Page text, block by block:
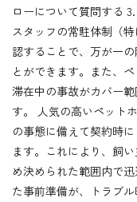
ローについて質問する
スタッフの常駐体制（
認することで、万が一
とができます。また、
滞在中の事故がカバー
す。 人気の高いペット
の事態に備えて契約時
ます。これにより、飼
め決められた範囲内で
た事前準備が、トラブ